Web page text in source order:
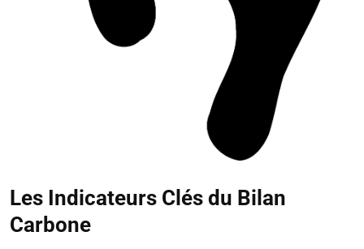
Les Indicateurs Clés du Bilan
Carbone